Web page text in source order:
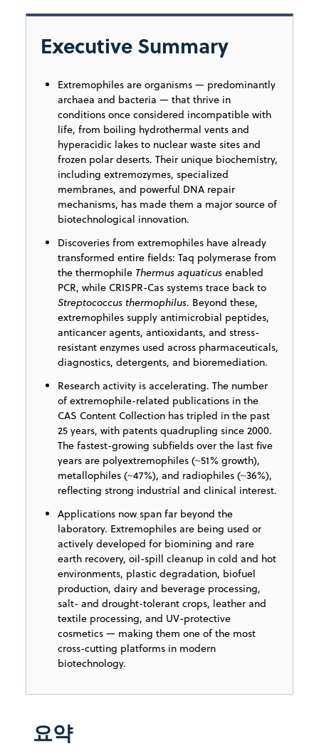
Executive Summary
Extremophiles are organisms — predominantly
archaea and bacteria — that thrive in
conditions once considered incompatible with
life, from boiling hydrothermal vents and
hyperacidic lakes to nuclear waste sites and
frozen polar deserts. Their unique biochemistry,
including extremozymes, specialized
membranes, and powerful DNA repair
mechanisms, has made them a major source of
biotechnological innovation.
Discoveries from extremophiles have already
transformed entire fields: Taq polymerase from
the thermophile Thermus aquaticus enabled
PCR, while CRISPR-Cas systems trace back to
Streptococcus thermophilus. Beyond these,
extremophiles supply antimicrobial peptides,
anticancer agents, antioxidants, and stress-
resistant enzymes used across pharmaceuticals,
diagnostics, detergents, and bioremediation.
Research activity is accelerating. The number
of extremophile-related publications in the
CAS Content Collection has tripled in the past
25 years, with patents quadrupling since 2000.
The fastest-growing subfields over the last five
years are polyextremophiles (~51% growth),
metallophiles (~47%), and radiophiles (~36%),
reflecting strong industrial and clinical interest.
Applications now span far beyond the
laboratory. Extremophiles are being used or
actively developed for biomining and rare
earth recovery, oil-spill cleanup in cold and hot
environments, plastic degradation, biofuel
production, dairy and beverage processing,
salt- and drought-tolerant crops, leather and
textile processing, and UV-protective
cosmetics — making them one of the most
cross-cutting platforms in modern
biotechnology.
요약